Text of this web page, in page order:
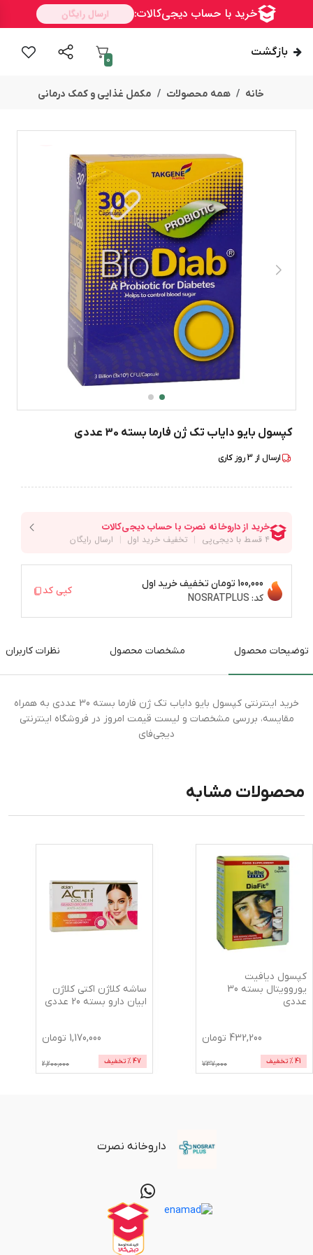
بازگشت
0
خانه همه محصولات مکمل غذایی و کمک درمانی
کپسول بایو دایاب تک ژن فارما بسته 30 عددی
ارسال از 3روز کاری
100,000 تومان
تخفیف خرید اول
کد: NOSRATPLUS
کپی کد
توضیحات محصول مشخصات محصول نظرات کاربران
خرید اینترنتی کپسول بایو دایاب تک ژن فارما بسته 30 عددی به همراه
مقایسه، بررسی مشخصات و لیست قیمت امروز در فروشگاه اینترنتی
دیجی‌فای
محصولات مشابه
کپسول دیافیت
یوروویتال بسته 30
عددی
432,200 تومان
41 % تخفیف 737,000
ساشه کلاژن اکتی کلاژن
ابیان دارو بسته 20 عددی
1,170,000 تومان
47 % تخفیف 2,200,000
داروخانه نصرت